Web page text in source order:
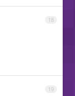
18
19